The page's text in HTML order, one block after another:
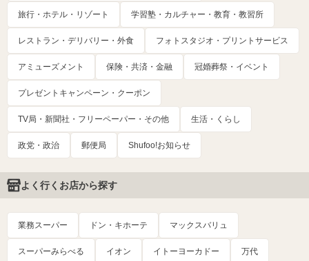
旅行・ホテル・リゾート 学習塾・カルチャー・教育・教習所
レストラン・デリバリー・外食 フォトスタジオ・プリントサービス
アミューズメント 保険・共済・金融 冠婚葬祭・イベント
プレゼントキャンペーン・クーポン
TV局・新聞社・フリーペーパー・その他 生活・くらし
政党・政治 郵便局 Shufoo!お知らせ
よく行くお店から探す
業務スーパー ドン・キホーテ マックスバリュ
スーパーみらべる イオン イトーヨーカドー 万代